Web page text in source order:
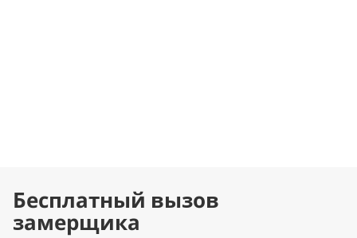
Бесплатный вызов
замерщика